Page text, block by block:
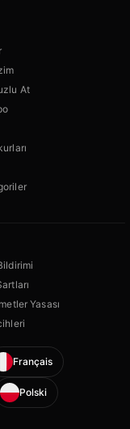
At
Yasası
Français
Polski